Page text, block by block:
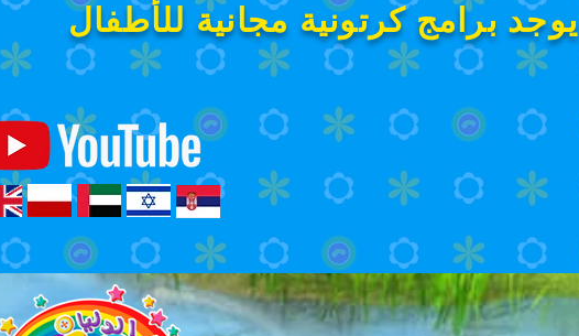
يوجد برامج كرتونية مجانية للأطفال